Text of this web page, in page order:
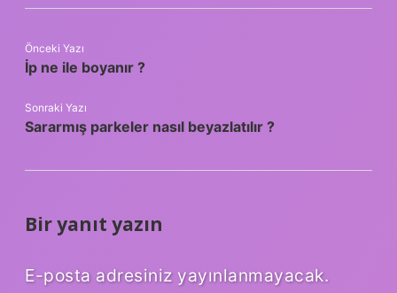
Önceki Yazı
İp ne ile boyanır ?
Sonraki Yazı
Sararmış parkeler nasıl beyazlatılır ?
Bir yanıt yazın
E-posta adresiniz yayınlanmayacak.